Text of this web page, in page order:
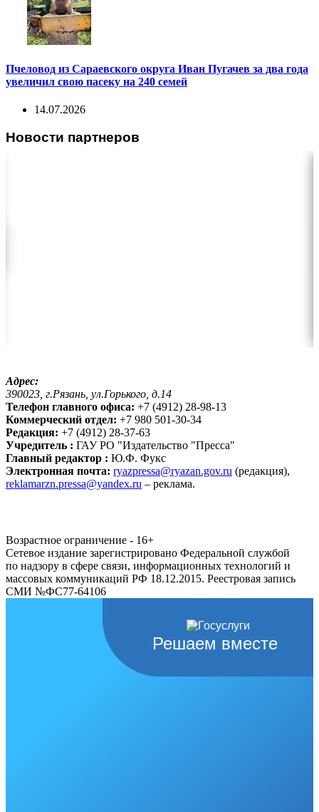
Пчеловод из Сараевского округа Иван Пугачев за два года
увеличил свою пасеку на 240 семей
14.07.2026
Новости партнеров
Адрес:
390023, г.Рязань, ул.Горького, д.14
Телефон главного офиса: +7 (4912) 28-98-13
Коммерческий отдел: +7 980 501-30-34
Редакция: +7 (4912) 28-37-63
Учредитель : ГАУ РО "Издательство "Пресса"
Главный редактор : Ю.Ф. Фукс
Электронная почта: ryazpressa@ryazan.gov.ru (редакция),
reklamarzn.pressa@yandex.ru – реклама.
Возрастное ограничение - 16+
Сетевое издание зарегистрировано Федеральной службой
по надзору в сфере связи, информационных технологий и
массовых коммуникаций РФ 18.12.2015. Реестровая запись
СМИ №ФС77-64106
Решаем вместе